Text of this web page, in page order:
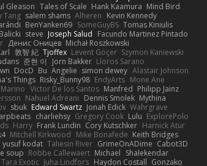
Gleason Tales of Scale Hank Kaamura Mind Bird
Tang salem shams Alheren Kevin Kennedy
BenYanken69 SomeGuyBS Tomas Kiniulis
steve Joseph Salud Facundo Martinez Pintado
Денис Оницев Michał Roszkowski
敦智 紀 Tjoffex Levent Göçer Szymon Kaniewski
준현 이 Jorn Bakker Lloros Sarano
DocD Bu Angelie simon dewey Alastair Johnson
Things Risky_Bunny98 EndyArts Mone Ane
Victor De los Santos Manfred Philipp Jainz
Nahuel Adreani Dennis Smolek Mythina
sbuk Edward Swartz Jonah Edick Wahrgrave
charliehsy Gregory Cook Lulu ExplorePolo
Harry Frank Lundin Cory Kutschker Harnick Atur
Mitchell Kirkwood Mike Bonafede Keith Bridges
yusuf kodat Taliesin River GrimeOnADime Cabot3D
soup Robbe Callewaert Michael Shalekendar
Tara Exotic Juha Lindfors Haydon Costall Gonzako